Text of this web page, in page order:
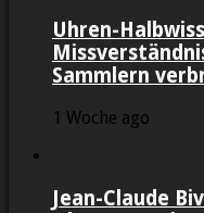
Uhren-
Sammlern
1 Woche ago
Jean-Claude